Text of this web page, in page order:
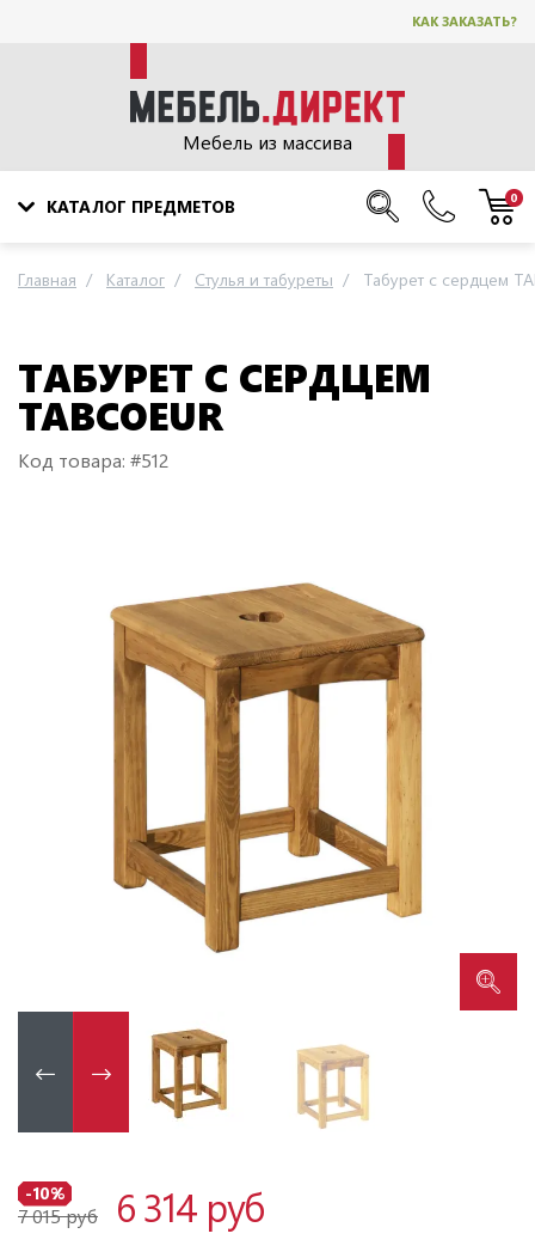
КАК ЗАКАЗАТЬ?
Мебель из массива
КАТАЛОГ ПРЕДМЕТОВ 0
Главная Каталог Стулья и табуреты Табурет с сердцем
ТАБУРЕТ С СЕРДЦЕМ
TABCOEUR
Код товара: #512
-10%
7 015 руб 6 314 руб